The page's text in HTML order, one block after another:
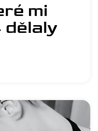
mi
dělaly